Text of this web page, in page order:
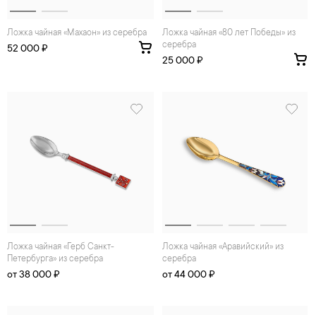
Ложка чайная «Махаон» из серебра
52 000 ₽
Ложка чайная «80 лет Победы» из
серебра
25 000 ₽
Ложка чайная «Герб Санкт-
Петербурга» из серебра
от 38 000 ₽
Ложка чайная «Аравийский» из
серебра
от 44 000 ₽